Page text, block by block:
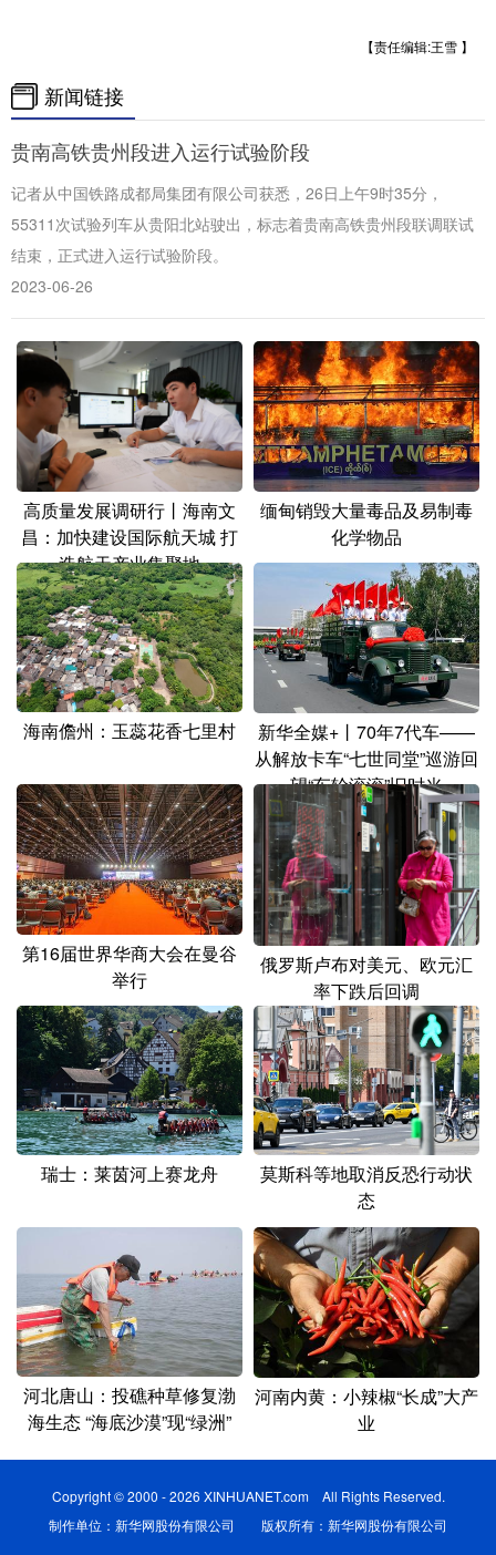
广东 广西 海南 重庆
四川 贵州 云南
陕西 甘肃 青海
新疆 内蒙古
多语种频道
English Español Français عربى
Русский язык 日本語 한국어
Deutsch Português
【责任编辑:王雪 】
新闻链接
贵南高铁贵州段进入运行试验阶段
记者从中国铁路成都局集团有限公司获悉，26日上午9时35分，
55311次试验列车从贵阳北站驶出，标志着贵南高铁贵州段联调联试
结束，正式进入运行试验阶段。
2023-06-26
高质量发展调研行丨海南文
昌：加快建设国际航天城 打
造航天产业集聚地
缅甸销毁大量毒品及易制毒
化学物品
海南儋州：玉蕊花香七里村
新华全媒+丨70年7代车——
从解放卡车“七世同堂”巡游回
望“车轮滚滚”旧时光
第16届世界华商大会在曼谷
举行
俄罗斯卢布对美元、欧元汇
率下跌后回调
瑞士：莱茵河上赛龙舟
莫斯科等地取消反恐行动状
态
河北唐山：投礁种草修复渤
海生态 “海底沙漠”现“绿洲”
河南内黄：小辣椒“长成”大产
业
Copyright © 2000 - 2026 XINHUANET.com All Rights Reserved.
制作单位：新华网股份有限公司 版权所有：新华网股份有限公司